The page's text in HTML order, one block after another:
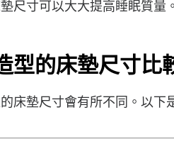
尺寸可以大大提高睡眠質量
型的床墊尺寸比
床墊尺寸會有所不同。以下